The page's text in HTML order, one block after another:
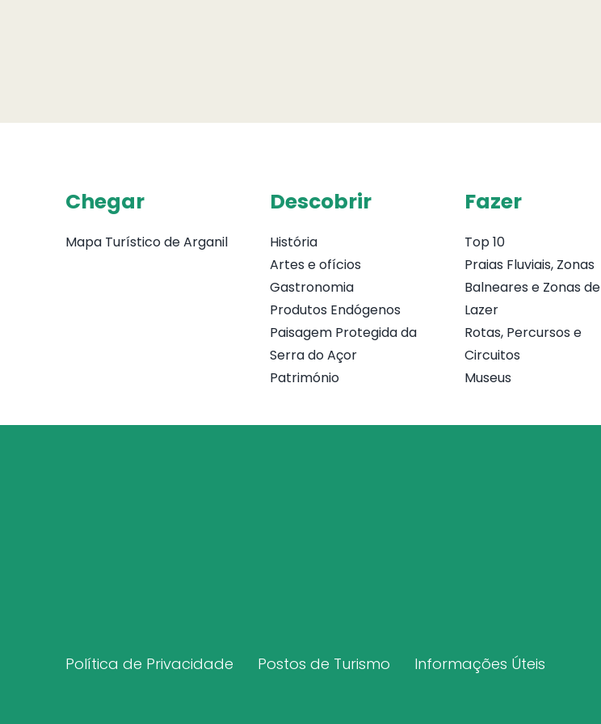
Chegar
Mapa Turístico de Arganil
Descobrir
História
Artes e ofícios
Gastronomia
Produtos Endógenos
Paisagem Protegida da
Serra do Açor
Património
Fazer
Top 10
Praias Fluviais, Zonas
Balneares e Zonas de
Lazer
Rotas, Percursos e
Circuitos
Museus
Política de Privacidade Postos de Turismo Informações Úteis